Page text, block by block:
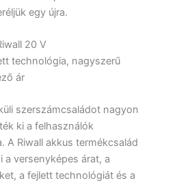
egy újra.
20 V
technológia, nagyszerű
ár
szerszámcsaládot nagyon
ki a felhasználók
A Riwall akkus termékcsalád
a versenyképes árat, a
a fejlett technológiát és a